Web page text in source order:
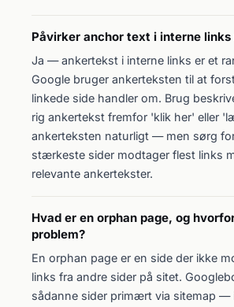
Påvirker anchor text i interne links
Ja — ankertekst i interne links er et
Google bruger ankerteksten til at
linkede side handler om. Brug
rig ankertekst fremfor 'klik her' eller
ankerteksten naturligt — men sørg
stærkeste sider modtager flest links
relevante ankertekster.
Hvad er en orphan page, og
problem?
En orphan page er en side der ikke
links fra andre sider på sitet.
sådanne sider primært via sitemap —